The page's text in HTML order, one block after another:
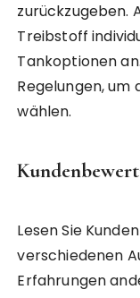
zurückzugeben.
Treibstoff
Tankoptionen
Regelungen, um
wählen.
Lesen Sie
verschiedenen
Erfahrungen